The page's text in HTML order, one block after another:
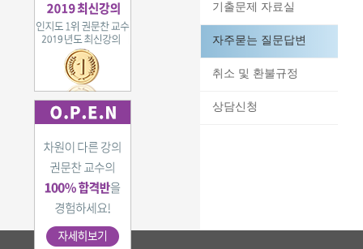
기출문제 자료실
자주묻는 질문답변
취소 및 환불규정
상담신청